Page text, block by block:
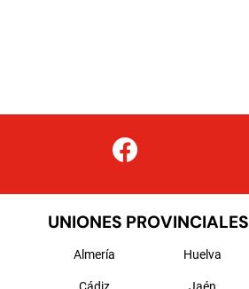
UNIONES PROVINCIALES
Almería Huelva